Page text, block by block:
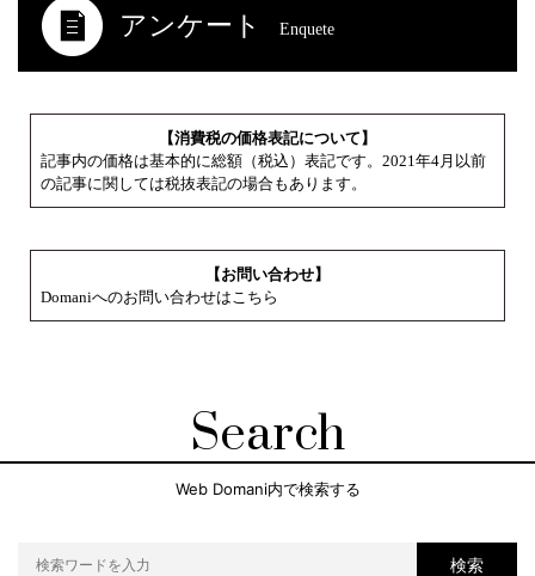
アンケート Enquete
【消費税の価格表記について】
記事内の価格は基本的に総額（税込）表記です。2021年4月以前
の記事に関しては税抜表記の場合もあります。
【お問い合わせ】
Domaniへのお問い合わせはこちら
Search
Web Domani内で検索する
検索